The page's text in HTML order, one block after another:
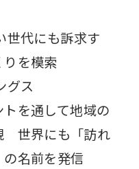
世代にも訴求す
を模索
グス
を通して地域の
世界にも「訪れ
名前を発信